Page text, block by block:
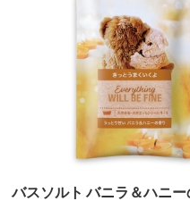
バスソルト バニラ＆ハニー